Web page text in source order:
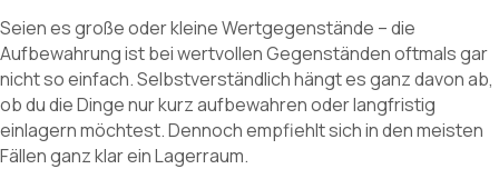
Seien es große oder kleine Wertgegenstände – die
Aufbewahrung ist bei wertvollen Gegenständen oftmals gar
nicht so einfach. Selbstverständlich hängt es ganz davon ab,
ob du die Dinge nur kurz aufbewahren oder langfristig
einlagern möchtest. Dennoch empfiehlt sich in den meisten
Fällen ganz klar ein Lagerraum.